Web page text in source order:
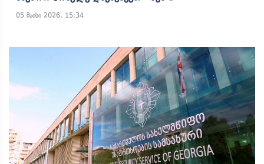
05 მაისი 2026, 15:34